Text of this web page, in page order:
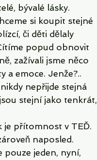
bývalé lásky.
si koupit stejné
či děti dělaly
popud obnovit
zažívali jsme něco
a emoce. Jenže?..
nepřijde stejná
stejní jako tenkrát,
je přítomnost v TEĎ.
naposled.
pouze jeden, nyní,